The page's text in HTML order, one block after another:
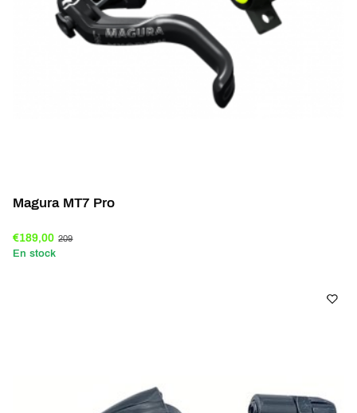
Magura MT7 Pro
€189,00 209
En stock